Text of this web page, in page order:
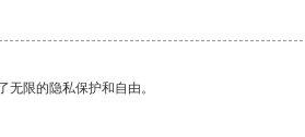
限的隐私保护和自由。